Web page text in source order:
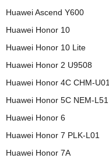
Huawei Ascend Y600
Huawei Honor 10
Huawei Honor 10 Lite
Huawei Honor 2 U9508
Huawei Honor 4C CHM-U01
Huawei Honor 5C NEM-L51
Huawei Honor 6
Huawei Honor 7 PLK-L01
Huawei Honor 7A